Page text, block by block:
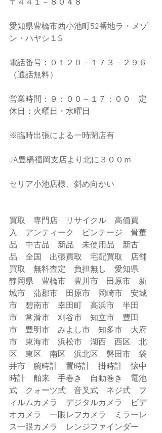
〒４４１－８０４８
愛知県豊橋市西小池町52番地ラ・メゾ
ン・ハヤシ１S
電話番号：０１２０－１７３－２９６
（通話無料）
営業時間：９：００～１７：００　定
休日：火曜日・水曜日
※臨時出張による一時閉店有
JA豊橋福岡支店より北に３００ｍ
セリア小池店様、斜め向かい
買取　専門店　リサイクル　高価買
入　アンティーク　ビンテージ　骨董
品　中古品　新品　未使用品　新古
品　全国　出張買取　宅配買取　店舗
買取　無料査定　負担無し　愛知県
静岡県　豊橋市　豊川市　田原市　新
城市　蒲郡市　田原市　岡崎市　安城
市　碧南市　幸田町　高浜市　半田
市　常滑市　刈谷市　知立市　豊田
市　豊明市　みよし市　知多市　大府
市　東海市　浜松市　湖西　西区　北
区　東区　南区　浜北区　磐田市　袋
井市　腕時計　置時計　掛時計　懐中
時計　舶来　手巻き　自動巻き　電池
式　クォーツ式　音叉式　ネジ式　フ
ィルムカメラ　デジタルカメラ　ビデ
オカメラ　一眼レフカメラ　ミラーレ
ス一眼カメラ　レンジファインダー